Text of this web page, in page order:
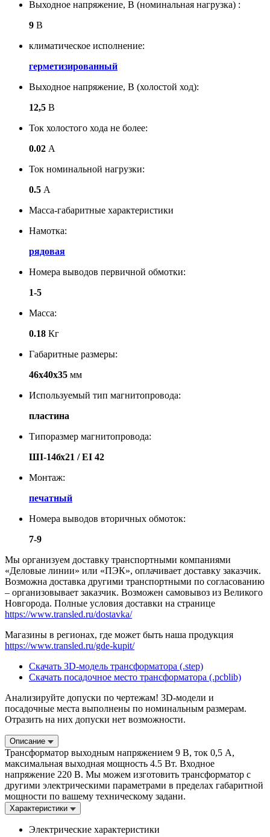
Выходное напряжение, В (номинальная нагрузка) :
9 В
климатическое исполнение:
герметизированный
Выходное напряжение, В (холостой ход):
12,5 В
Ток холостого хода не более:
0.02 А
Ток номинальной нагрузки:
0.5 А
Масса-габаритные характеристики
Намотка:
рядовая
Номера выводов первичной обмотки:
1-5
Масса:
0.18 Кг
Габаритные размеры:
46х40х35 мм
Используемый тип магнитопровода:
пластина
Типоразмер магнитопровода:
ШI-14бх21 / EI 42
Монтаж:
печатный
Номера выводов вторичных обмоток:
7-9
Мы организуем доставку транспортными компаниями
«Деловые линии» или «ПЭК», оплачивает доставку заказчик.
Возможна доставка другими транспортными по согласованию
– организовывает заказчик. Возможен самовывоз из Великого
Новгорода. Полные условия доставки на странице
https://www.transled.ru/dostavka/
Магазины в регионах, где может быть наша продукция
https://www.transled.ru/gde-kupit/
Скачать 3D-модель трансформатора (.step)
Скачать посадочное место трансформатора (.pcblib)
Анализируйте допуски по чертежам! 3D-модели и
посадочные места выполнены по номинальным размерам.
Отразить на них допуски нет возможности.
Описание
Трансформатор выходным напряжением 9 В, ток 0,5 А,
максимальная выходная мощность 4.5 Вт. Входное
напряжение 220 В. Мы можем изготовить трансформатор с
другими электрическими параметрами в пределах габаритной
мощности по вашему техническому задани.
Характеристики
Электрические характеристики